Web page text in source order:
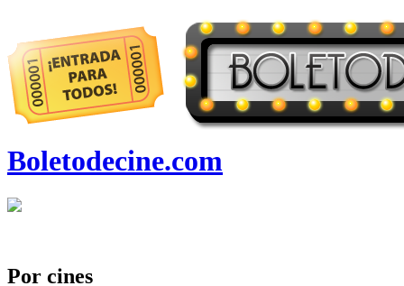
Boletodecine.com
Por cines